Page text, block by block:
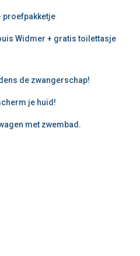
proefpakketje
Widmer + gratis toilettasje
de zwangerschap!
je huid!
met zwembad.